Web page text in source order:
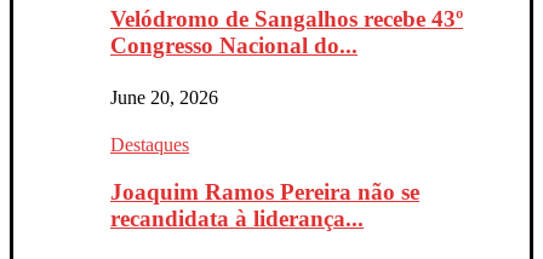
Velódromo de Sangalhos recebe 43º
Congresso Nacional do...
June 20, 2026
Destaques
Joaquim Ramos Pereira não se
recandidata à liderança...